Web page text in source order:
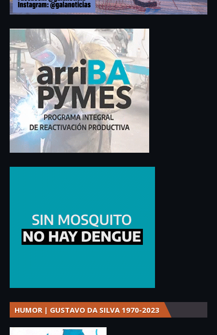
HUMOR | GUSTAVO DA SILVA 1970-2023